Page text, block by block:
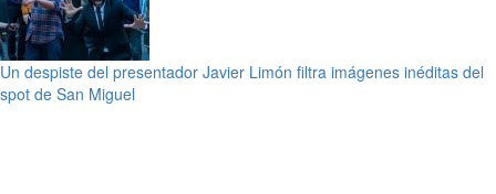
Un despiste del presentador Javier Limón filtra imágenes inéditas del
spot de San Miguel